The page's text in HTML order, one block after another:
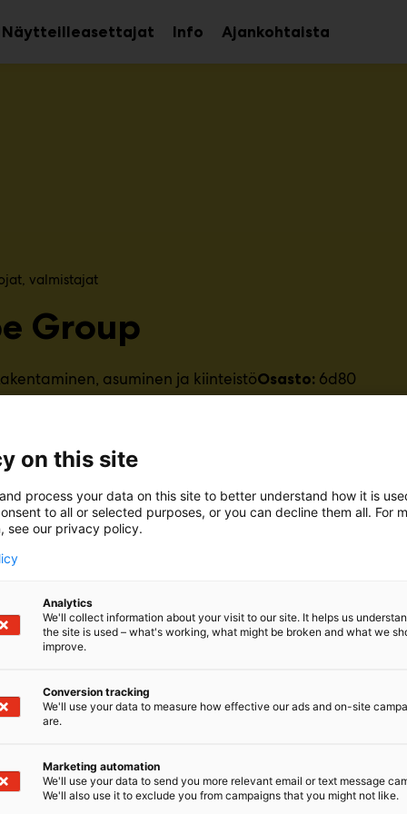
Näytteilleasettajat InfoAvaa
alavalikko
Ajankohtaista
valmistajat​
Group
asuminen ja kiinteistöOsasto: 6d80
lähes 100 vuotta sitten. Tänään olemme Wibe Group
kaapelihylly brändiä: Wibe, Defem, Stago ja
kaikkiin kohteisiin ja vaatimuksiin.
löytyvät myös 100%:sti kierrätetystä
on meille tärkeää ja se onkin yksi meidän neljästä
mm. pika-asennettavat CLX3 ratkaisut
lasikuituvahvistetut polymeeri (GRP) hyllyt ja
on this site
process your data on this site to better understand how it is
to all or selected purposes, or you can decline them all. For
see our privacy policy.
Analytics
We'll collect information about your visit to our site. It helps us
the site is used – what's working, what might be broken and what we
improve.
Conversion tracking
We'll use your data to measure how effective our ads and on-site
are.
Marketing automation
We'll use your data to send you more relevant email or text message
We'll also use it to exclude you from campaigns that you might not like.